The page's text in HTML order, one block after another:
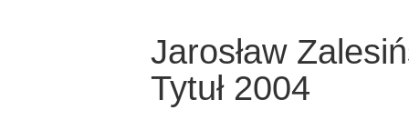
Jarosław
Tytuł 2004